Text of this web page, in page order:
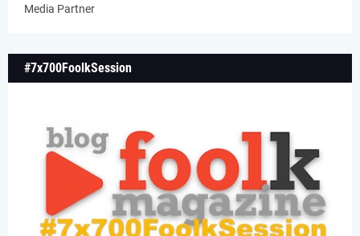
Media Partner
#7x700FoolkSession